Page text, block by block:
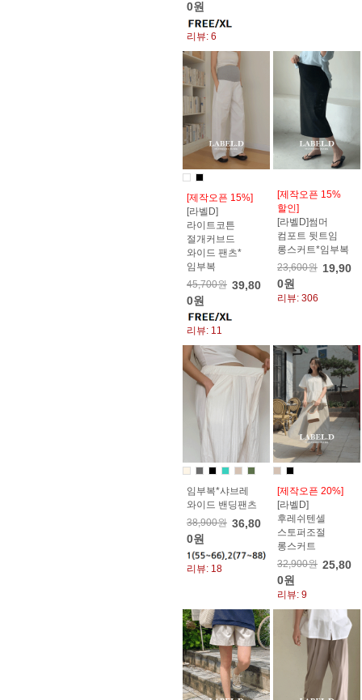
0원
리뷰: 6
[제작오픈 15%]
[라벨D]
라이트코튼
절개커브드
와이드 팬츠*
임부복
45,700원 39,80
0원
리뷰: 11
[제작오픈 15%
할인]
[라벨D]썸머
컴포트 뒷트임
롱스커트*임부복
23,600원 19,90
0원
리뷰: 306
임부복*샤브레
와이드 밴딩팬츠
38,900원 36,80
0원
리뷰: 18
[제작오픈 20%]
[라벨D]
후레쉬텐셀
스토퍼조절
롱스커트
32,900원 25,80
0원
리뷰: 9